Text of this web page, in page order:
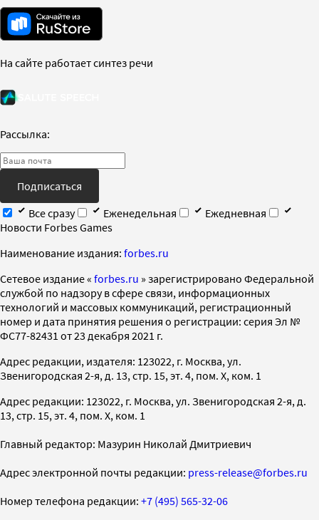
На сайте работает синтез речи
Рассылка:
Подписаться
Все сразу
Еженедельная
Ежедневная
Новости Forbes Games
Наименование издания: forbes.ru
Cетевое издание « forbes.ru » зарегистрировано Федеральной
службой по надзору в сфере связи, информационных
технологий и массовых коммуникаций, регистрационный
номер и дата принятия решения о регистрации: серия Эл №
ФС77-82431 от 23 декабря 2021 г.
Адрес редакции, издателя: 123022, г. Москва, ул.
Звенигородская 2-я, д. 13, стр. 15, эт. 4, пом. X, ком. 1
Адрес редакции: 123022, г. Москва, ул. Звенигородская 2-я, д.
13, стр. 15, эт. 4, пом. X, ком. 1
Главный редактор: Мазурин Николай Дмитриевич
Адрес электронной почты редакции: press-release@forbes.ru
Номер телефона редакции: +7 (495) 565-32-06